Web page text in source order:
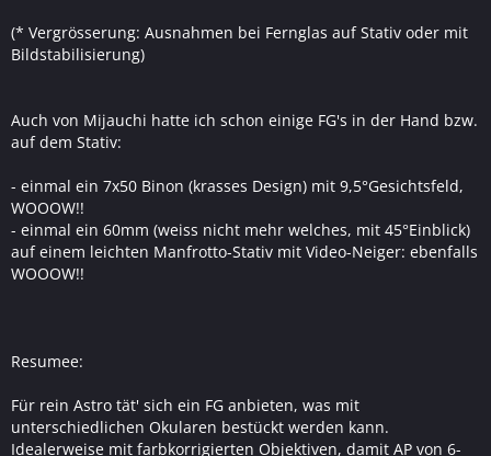
(* Vergrösserung: Ausnahmen bei Fernglas auf Stativ oder mit
Bildstabilisierung)
Auch von Mijauchi hatte ich schon einige FG's in der Hand bzw.
auf dem Stativ:
- einmal ein 7x50 Binon (krasses Design) mit 9,5°Gesichtsfeld,
WOOOW!!
- einmal ein 60mm (weiss nicht mehr welches, mit 45°Einblick)
auf einem leichten Manfrotto-Stativ mit Video-Neiger: ebenfalls
WOOOW!!
Resumee:
Für rein Astro tät' sich ein FG anbieten, was mit
unterschiedlichen Okularen bestückt werden kann.
Idealerweise mit farbkorrigierten Objektiven, damit AP von 6-